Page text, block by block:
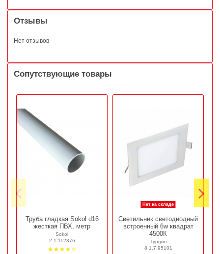
Отзывы
Нет отзывов
Сопутствующие товары
Труба гладкая Sokol d16
жесткая ПВХ, метр
Sokol
2.1.112376
Нет на складе
Светильник светодиодный
встроенный 6w квадрат
4500К
Турция
8.1.7.95101